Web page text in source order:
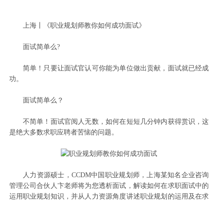
上海丨《职业规划师教你如何成功面试》
面试简单么?
简单！只要让面试官认可你能为单位做出贡献，面试就已经成
功。
面试简单么？
不简单！面试官阅人无数，如何在短短几分钟内获得赏识，这
是绝大多数求职应聘者苦恼的问题。
人力资源硕士，CCDM中国职业规划师，上海某知名企业咨询
管理公司合伙人卞老师将为您透析面试，解读如何在求职面试中的
运用职业规划知识，并从人力资源角度讲述职业规划的运用及在求